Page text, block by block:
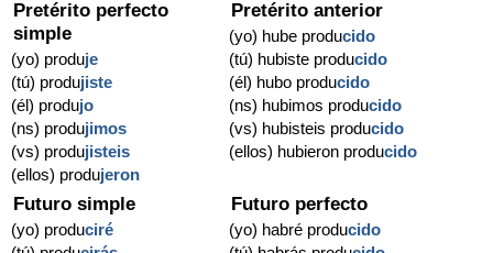
Pretérito perfecto
simple
(yo) produje
(tú) produjiste
(él) produjo
(ns) produjimos
(vs) produjisteis
(ellos) produjeron
Pretérito anterior
(yo) hube producido
(tú) hubiste producido
(él) hubo producido
(ns) hubimos producido
(vs) hubisteis producido
(ellos) hubieron producido
Futuro simple
(yo) produciré
Futuro perfecto
(yo) habré producido